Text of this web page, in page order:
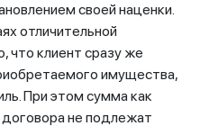
своей наценки.
отличительной
что клиент сразу же
имущества,
При этом сумма как
не подлежат